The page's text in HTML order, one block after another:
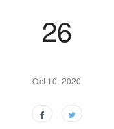
26
Oct 10, 2020